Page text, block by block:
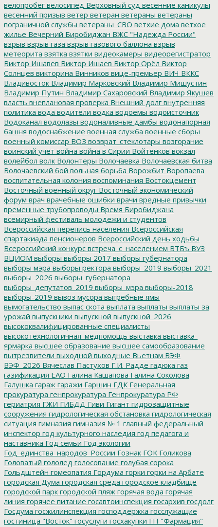
велопробег велосипед Верховный суд весенние каникулы
весенний призыв ветер ветеран ветераны ветераны
пограничной службы ветераны_СВО ветхие дома ветхое
жилье Вечерний Биробиджан ВЖС "Надежда России"
взрыв взрыв газа взрыв газового баллона взрыв
метеорита взятка взятки видеокамеры видеорегистратор
Виктор Ишавев Виктор Ишаев Виктор Орёл Виктор
Солнцев викторина Винников вице-премьер ВИЧ ВККС
Владивосток Владимир Марковский Владимир Мишустин
Владимир Путин Владимир Сахаровский Владимир Якушев
власть внеплановая проверка Внешний долг внутренняя
политика вода водители водка водоемы водоисточник
Водоканал водолазы водоналивные дамбы водонапорная
башня водоснабжение военная служба военные сборы
военный комиссар ВОЗ возврат_стеклотары возгорание
воинский учет война война в Сирии Войтенков вокзал
волейбол волк Волонтеры Волочаевка Волочаевская битва
Волочаевский бой вольная борьба Ворожбит Воропаева
воспитательная колония воспоминания Востокцемент
Восточный военный округ Восточный экономический
форум врач врачебные ошибки врачи вредные привычки
временные трубопроводы Время Биробиджана
всемирный фестиваль молодежи и студентов
Всероссийская перепись населения Всероссийская
спартакиада пенсионеров Всероссийский день ходьбы
Всероссийский конкурс встреча_с_населением ВТБъ ВУЗ
ВЦИОМ выборы выборы 2017 выборы губернатора
выборы мэра выборы ректора выборы_2019 выборы_2021
выборы_2026 выборы_губернатора
выборы_депутатов_2019 выборы_мэра выборы-2018
выборы-2019 вывоз мусора выгребные ямы
вымогательство выпас скота выплата выплаты выплаты за
урожай выпускники выпускной выпускной_2026
высококвалифицированные специалисты
высокотехнологичная_медпомощь выставка выставка-
ярмарка высшее образование высшее самообразование
вытрезвители выходной выходные Вьетнам ВЭФ
ВЭФ_2026 Вячеслав Пастухов Г.И. Радде гадюка газ
газификация ЕАО Галина Кашапова Галина Соколова
Галушка гараж гаражи Гаршин ГДК Генеральная
прокуратура генпрокуратура Генпрокуратура РФ
гериатрия ГЖИ ГИБДД Гиви Гигант гидрозащитные
сооружения гидрологическая обстановка гидрологическая
ситуация гимназия гимназия № 1 главный федеральный
инспектор год культурного наследия год педагога и
наставника Год семьи Год экологии
Год_единства_народов_России Гознак ГОК Голикова
Головатый гололед голосование голубая сорока
Гольдштейн гомеопатия Гордума горки горки на Арбате
городская Дума городская среда городское кладбище
городской парк городской пляж горячая вода горячая
линия горячее питание госавтоинспекция госархив госдолг
Госдума госжилинспекция господдержка госслужащие
гостиница "Восток" госуслуги госхакупки ГП "Фармация"